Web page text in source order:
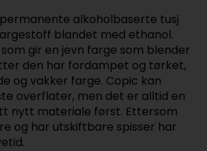
alkoholbaserte tusj
blandet med ethanol.
gir en jevn farge som blender
den har fordampet og tørket,
og vakker farge. Copic kan
overflater, men det er alltid en
nytt materiale først. Ettersom
og har utskiftbare spisser har